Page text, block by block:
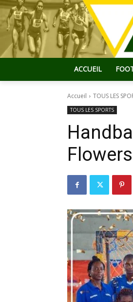
ACCUEIL
Accueil TOUS LES
TOUS LES SPORTS